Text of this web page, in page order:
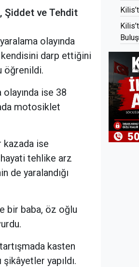
Şiddet ve Tehdit
olayında
kendisini darp ettiğini
öğrenildi.
ise 38
motosiklet
kazada ise
tehlike arz
de yaralandığı
bir baba, öz oğlu
kasten
yapıldı.